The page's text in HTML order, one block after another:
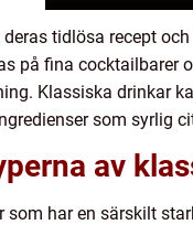
tidlösa recept
på fina cocktailbarer
Klassiska drinkar
som syrlig
av
har en särskilt